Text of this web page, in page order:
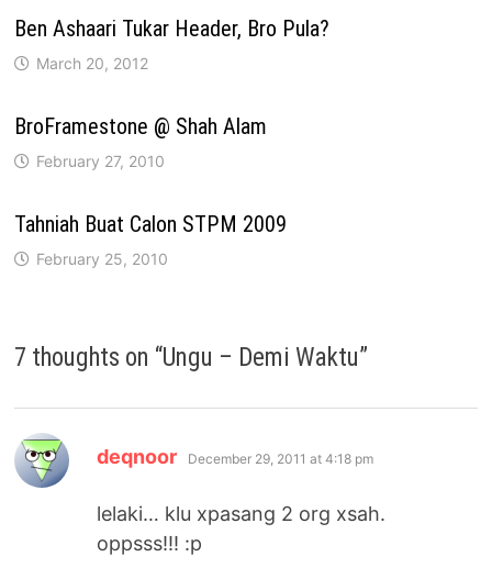
Ben Ashaari Tukar Header, Bro Pula?
March 20, 2012
BroFramestone @ Shah Alam
February 27, 2010
Tahniah Buat Calon STPM 2009
February 25, 2010
7 thoughts on “Ungu – Demi Waktu”
deqnoor says:
December 29, 2011 at 4:18 pm
lelaki… klu xpasang 2 org xsah.
oppsss!!! :p